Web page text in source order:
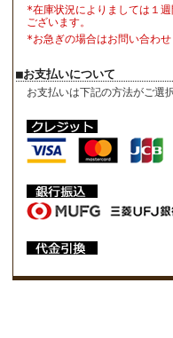
*在庫状況によりましては１
ございます。
*お急ぎの場合はお問い合わ
■お支払いについて
お支払いは下記の方法がご選